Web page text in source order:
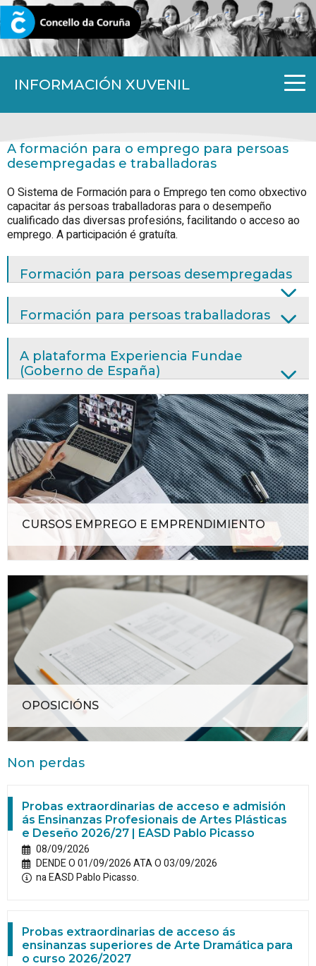
INFORMACIÓN XUVENIL
CORUNA.GAL
A formación para o emprego para persoas
desempregadas e traballadoras
O Sistema de Formación para o Emprego ten como obxectivo
capacitar ás persoas traballadoras para o desempeño
cualificado das diversas profesións, facilitando o acceso ao
emprego. A participación é gratuíta.
Formación para persoas desempregadas
Formación para persoas traballadoras
A plataforma Experiencia Fundae
(Goberno de España)
CURSOS EMPREGO E EMPRENDIMIENTO
OPOSICIÓNS
Non perdas
Probas extraordinarias de acceso e admisión
ás Ensinanzas Profesionais de Artes Plásticas
e Deseño 2026/27 | EASD Pablo Picasso
08/09/2026
DENDE O 01/09/2026 ATA O 03/09/2026
na EASD Pablo Picasso.
Probas extraordinarias de acceso ás
ensinanzas superiores de Arte Dramática para
o curso 2026/2027